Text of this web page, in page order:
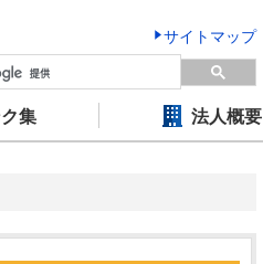
サイトマップ
集 法人概要